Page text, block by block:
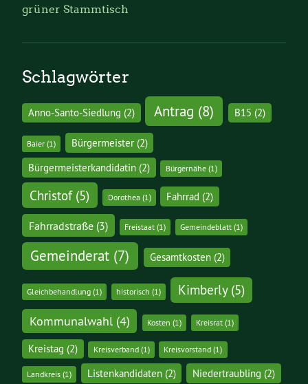
grüner Stammtisch
Schlagwörter
Anno-Santo-Siedlung (2) Antrag (8) B15 (2)
Baier (1) Bürgermeister(2)
Bürgermeisterkandidatin(2) Bürgernähe(1)
Christof(5) Dorothea (1) Fahrrad (2)
Fahrradstraße(3) Freistaat (1) Gemeindeblatt(1)
Gemeinderat (7) Gesamtkosten(2)
Gleichbehandlung (1) historisch (1) Kimberly(5)
Kommunalwahl(4) Kosten (1) Kreisrat(1)
Kreistag (2) Kreisverband(1) Kreisvorstand (1)
Landkreis (1) Listenkandidaten(2) Niedertraubling (2)